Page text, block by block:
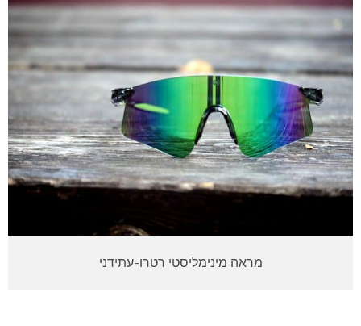
מראה מינימליסטי רטרו-עתידני